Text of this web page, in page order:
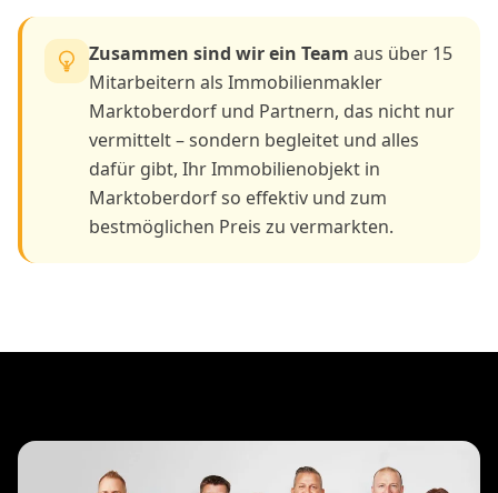
Zusammen sind wir ein Team aus über 15
Mitarbeitern als Immobilienmakler
Marktoberdorf und Partnern, das nicht nur
vermittelt – sondern begleitet und alles
dafür gibt, Ihr Immobilienobjekt in
Marktoberdorf so effektiv und zum
bestmöglichen Preis zu vermarkten.